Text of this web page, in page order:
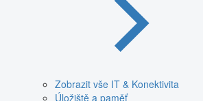
Zobrazit vše IT & Konektivita
Úložiště a paměť